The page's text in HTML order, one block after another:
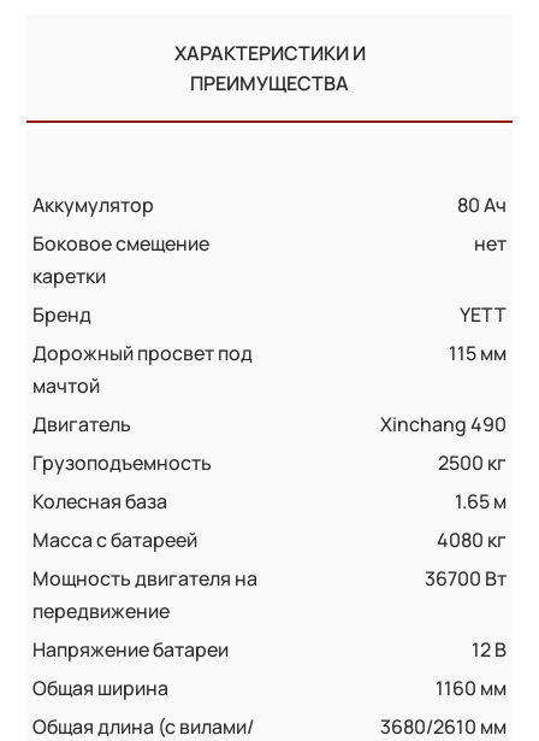
ХАРАКТЕРИСТИКИ И
ПРЕИМУЩЕСТВА
Аккумулятор
80 Ач
Боковое смещение
каретки
нет
Бренд
YETT
Дорожный просвет под
мачтой
115 мм
Двигатель
Xinchang 490
Грузоподъемность
2500 кг
Колесная база
1.65 м
Масса с батареей
4080 кг
Мощность двигателя на
передвижение
36700 Вт
Напряжение батареи
12 B
Общая ширина
1160 мм
Общая длина (с вилами/
3680/2610 мм